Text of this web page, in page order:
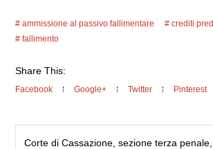
ammissione al passivo fallimentare
crediti
fallimento
Share This:
Facebook Google+ Twitter Pinterest
Corte di Cassazione, sezione terza